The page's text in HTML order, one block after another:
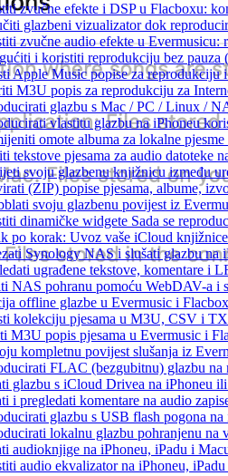
zvučne efekte i DSP u Flacboxu:
glazbeni vizualizator dok
zvučne audio efekte u Evermusicu:
i koristiti reprodukciju bez pauza
Apple Music popise za reprodukciju
M3U popis za reprodukciju za
glazbu s Mac / PC / Linux /
vlastitu glazbu na iPhoneu
omote albuma za lokalne
tekstove pjesama za audio datoteke
svoju glazbenu knjižnicu između
(ZIP) popise pjesama, albume,
svoju glazbenu povijest iz
dinamičke widgete Sada se
po korak: Uvoz vaše iCloud
Synology NAS i slušati glazbu na
ugrađene tekstove, komentare i
NAS pohranu pomoću WebDAV-a i
offline glazbe u Evermusic i
kolekciju pjesama u M3U, CSV i
M3U popis pjesama u Evermusic i
kompletnu povijest slušanja iz
FLAC (bezgubitnu) glazbu na
glazbu s iCloud Drivea na iPhoneu
i pregledati komentare na audio
glazbu s USB flash pogona
lokalnu glazbu pohranjenu na
audioknjige na iPhoneu, iPadu i
audio ekvalizator na iPhoneu,